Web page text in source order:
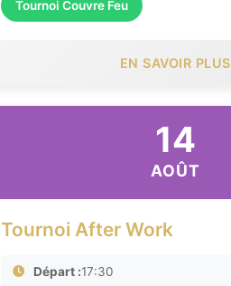
Tournoi Couvre Feu
EN SAVOIR PLUS
14
AOÛT
Tournoi After Work
Départ :17:30